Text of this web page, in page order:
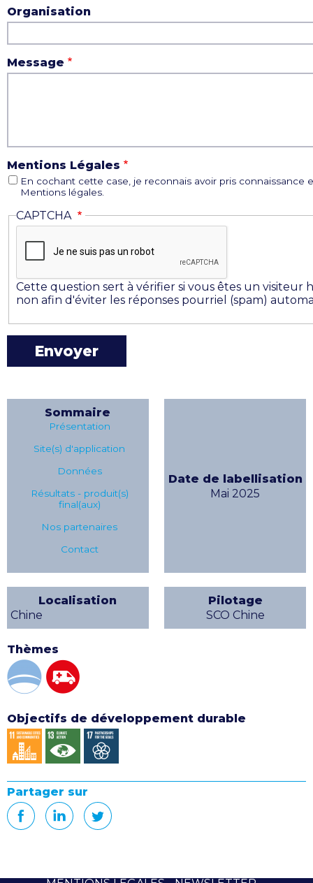
Thèmes
Objectifs de développement durable
Sommaire
Présentation
Site(s) d'application
Données
Résultats - produit(s)
final(aux)
Nos partenaires
Contact
Date de labellisation
Mai 2025
Localisation
Chine
Pilotage
SCO Chine
Partager sur
Organisation
Message
Mentions Légales
En cochant cette case, je reconnais avoir pris connaissance
Mentions légales.
CAPTCHA
Cette question sert à vérifier si vous êtes un visiteur
non afin d'éviter les réponses pourriel (spam)